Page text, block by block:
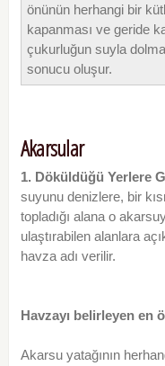
önünün herhangi bir
kapanması ve geride
çukurluğun suyla
sonucu oluşur.
Akarsular
1. Döküldüğü Yerlere
suyunu denizlere, bir
topladığı alana o
ulaştırabilen alanlara
havza adı verilir.
Havzayı belirleyen en
Akarsu yatağının